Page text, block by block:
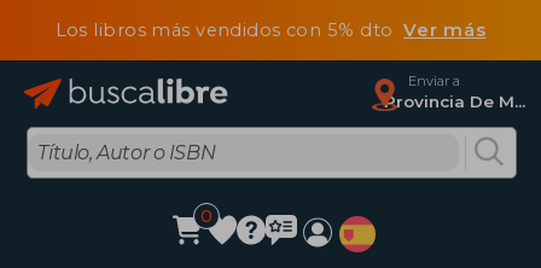
Los libros más vendidos con 5% dtoVer más
Enviar a
Provincia De Madrid
0